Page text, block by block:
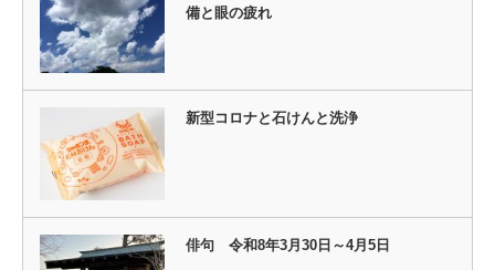
備と眼の疲れ
新型コロナと石けんと洗浄
俳句 令和8年3月30日～4月5日